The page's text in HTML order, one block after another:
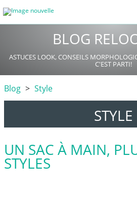
BLOG
ASTUCES LOOK, CONSEILS
C'EST PARTI!
Blog Style
STYLE
UN SAC À MAIN,
STYLES